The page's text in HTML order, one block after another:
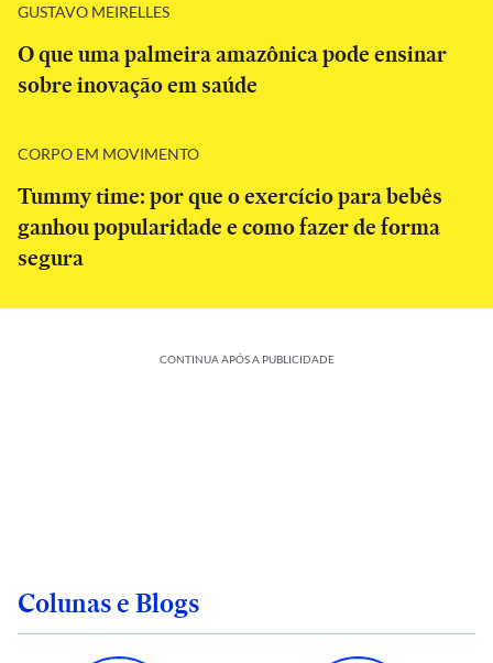
GUSTAVO MEIRELLES
O que uma palmeira amazônica pode ensinar
sobre inovação em saúde
CORPO EM MOVIMENTO
Tummy time: por que o exercício para bebês
ganhou popularidade e como fazer de forma
segura
CONTINUA APÓS A PUBLICIDADE
Colunas e Blogs